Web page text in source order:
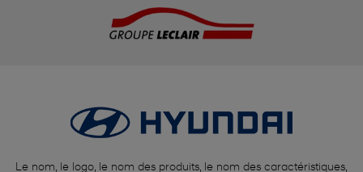
Le nom, le logo, le nom des produits, le nom des caractéristiques,